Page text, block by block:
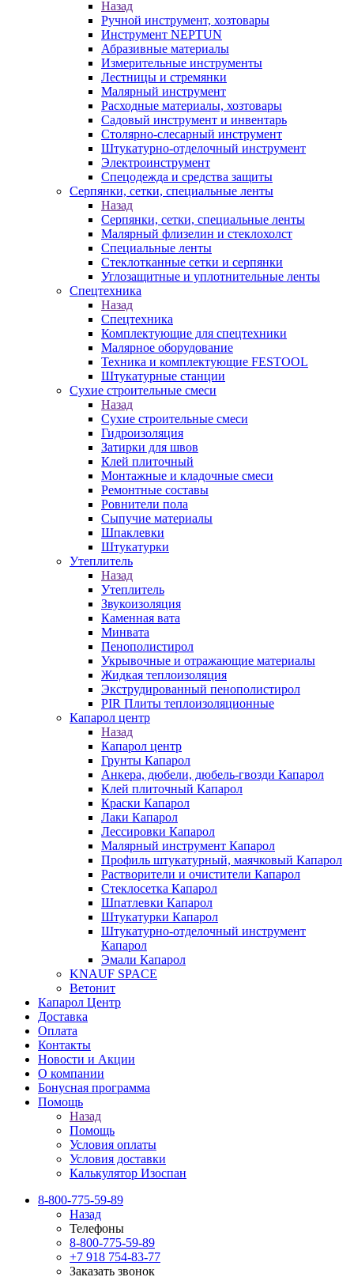
Назад
Ручной инструмент, хозтовары
Инструмент NEPTUN
Абразивные материалы
Измерительные инструменты
Лестницы и стремянки
Малярный инструмент
Расходные материалы, хозтовары
Садовый инструмент и инвентарь
Столярно-слесарный инструмент
Штукатурно-отделочный инструмент
Электроинструмент
Спецодежда и средства защиты
Серпянки, сетки, специальные ленты
Назад
Серпянки, сетки, специальные ленты
Малярный флизелин и стеклохолст
Специальные ленты
Стеклотканные сетки и серпянки
Углозащитные и уплотнительные ленты
Спецтехника
Назад
Спецтехника
Комплектующие для спецтехники
Малярное оборудование
Техника и комплектующие FESTOOL
Штукатурные станции
Сухие строительные смеси
Назад
Сухие строительные смеси
Гидроизоляция
Затирки для швов
Клей плиточный
Монтажные и кладочные смеси
Ремонтные составы
Ровнители пола
Сыпучие материалы
Шпаклевки
Штукатурки
Утеплитель
Назад
Утеплитель
Звукоизоляция
Каменная вата
Минвата
Пенополистирол
Укрывочные и отражающие материалы
Жидкая теплоизоляция
Экструдированный пенополистирол
PIR Плиты теплоизоляционные
Капарол центр
Назад
Капарол центр
Грунты Капарол
Анкера, дюбели, дюбель-гвозди Капарол
Клей плиточный Капарол
Краски Капарол
Лаки Капарол
Лессировки Капарол
Малярный инструмент Капарол
Профиль штукатурный, маячковый Капарол
Растворители и очистители Капарол
Cтеклосетка Капарол
Шпатлевки Капарол
Штукатурки Капарол
Штукатурно-отделочный инструмент
Капарол
Эмали Капарол
KNAUF SPACE
Ветонит
Капарол Центр
Доставка
Оплата
Контакты
Новости и Акции
О компании
Бонусная программа
Помощь
Назад
Помощь
Условия оплаты
Условия доставки
Калькулятор Изоспан
8-800-775-59-89
Назад
Телефоны
8-800-775-59-89
+7 918 754-83-77
Заказать звонок